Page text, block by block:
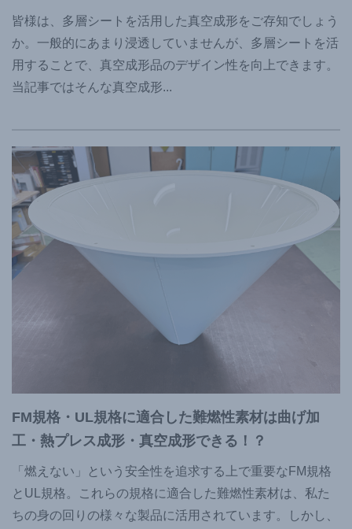
皆様は、多層シートを活用した真空成形をご存知でしょう
か。一般的にあまり浸透していませんが、多層シートを活
用することで、真空成形品のデザイン性を向上できます。
当記事ではそんな真空成形...
FM規格・UL規格に適合した難燃性素材は曲げ加
工・熱プレス成形・真空成形できる！？
「燃えない」という安全性を追求する上で重要なFM規格
とUL規格。これらの規格に適合した難燃性素材は、私た
ちの身の回りの様々な製品に活用されています。しかし、